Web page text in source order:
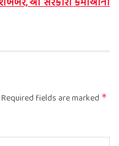
આ સરકારી કર્મીઓના
Required fields are marked *